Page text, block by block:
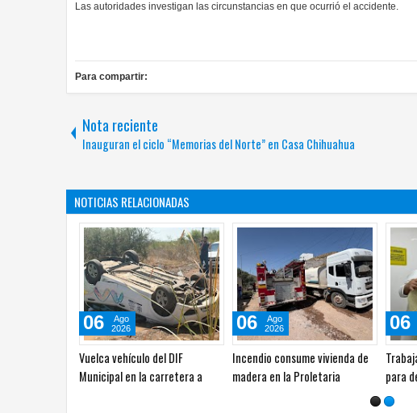
Las autoridades investigan las circunstancias en que ocurrió el accidente.
Para compartir:
Nota reciente
Inauguran el ciclo “Memorias del Norte” en Casa Chihuahua
NOTICIAS RELACIONADAS
Vuelca camioneta en la
carretera Camargo–Estación
06
Ago
2026
Localizan sin vida a joven de 24
años en vivienda de la Ponce de
06
Ago
2026
06